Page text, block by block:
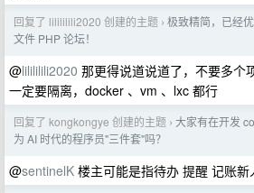
回复了 lilililili2020 创建的主题 › 极致精简，已经
文件 PHP 论坛！
@lilililili2020 那更得说道说道了，不要多个
一定要隔离，docker 、vm 、lxc 都行
回复了 kongkongye 创建的主题 › 大家有在开发
为 AI 时代的程序员"三件套"吗？
@sentinelK 楼主可能是指待办 提醒 记账